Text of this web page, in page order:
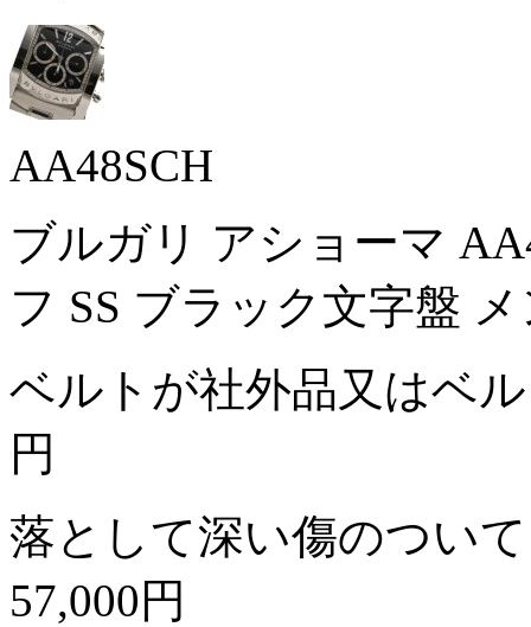
AA48SCH
ブルガリ アショーマ
フ SS ブラック文字盤
ベルトが社外品又はベ
円
落として深い傷のつい
57,000円